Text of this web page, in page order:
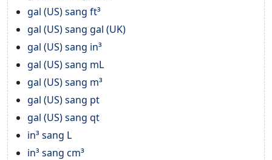
gal (US) sang ft³
gal (US) sang gal (UK)
gal (US) sang in³
gal (US) sang mL
gal (US) sang m³
gal (US) sang pt
gal (US) sang qt
in³ sang L
in³ sang cm³